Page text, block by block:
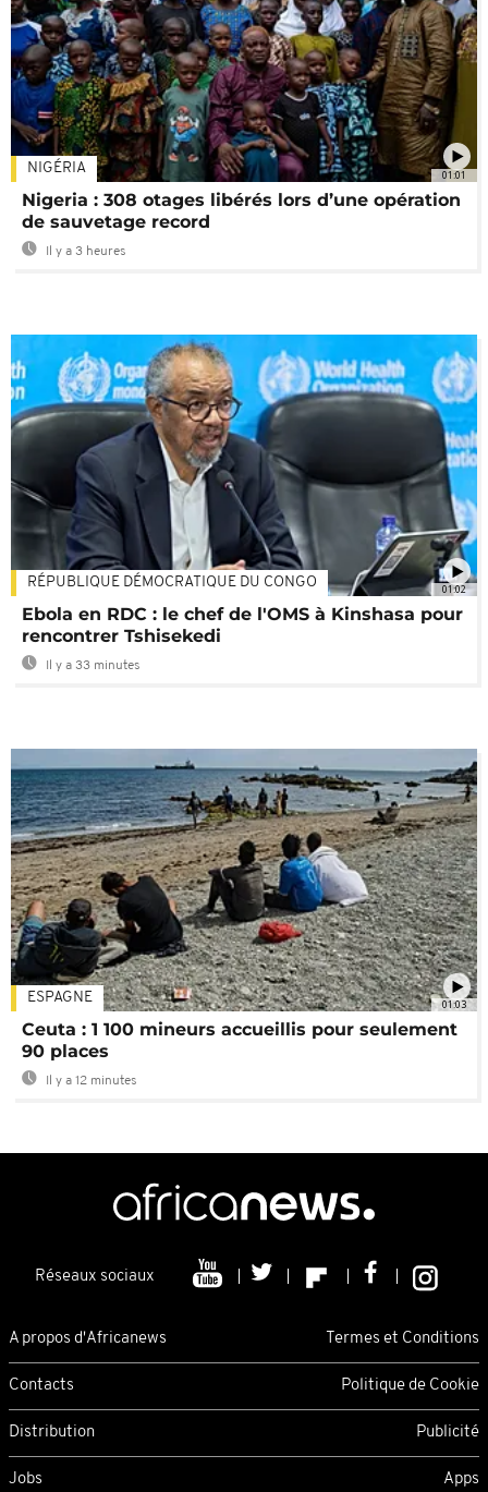
01:01
NIGÉRIA
Nigeria : 308 otages libérés lors d’une opération
de sauvetage record
Il y a 3 heures
01:02
RÉPUBLIQUE DÉMOCRATIQUE DU CONGO
Ebola en RDC : le chef de l'OMS à Kinshasa pour
rencontrer Tshisekedi
Il y a 33 minutes
01:03
ESPAGNE
Ceuta : 1 100 mineurs accueillis pour seulement
90 places
Il y a 12 minutes
Réseaux sociaux
A propos d'Africanews Termes et Conditions
Contacts Politique de Cookie
Distribution Publicité
Jobs Apps